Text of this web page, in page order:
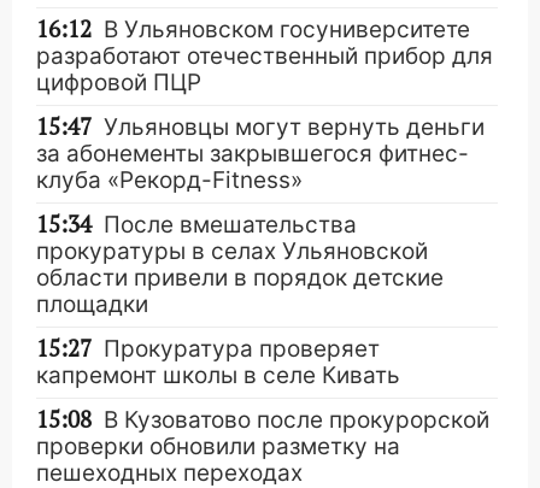
16:12 В Ульяновском госуниверситете
разработают отечественный прибор для
цифровой ПЦР
15:47 Ульяновцы могут вернуть деньги
за абонементы закрывшегося фитнес-
клуба «Рекорд-Fitness»
15:34 После вмешательства
прокуратуры в селах Ульяновской
области привели в порядок детские
площадки
15:27 Прокуратура проверяет
капремонт школы в селе Кивать
15:08 В Кузоватово после прокурорской
проверки обновили разметку на
пешеходных переходах